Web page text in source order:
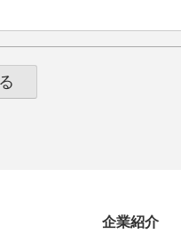
企業紹介